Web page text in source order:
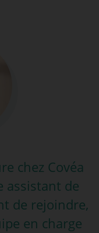
chez Covéa
assistant de
de rejoindre,
en charge